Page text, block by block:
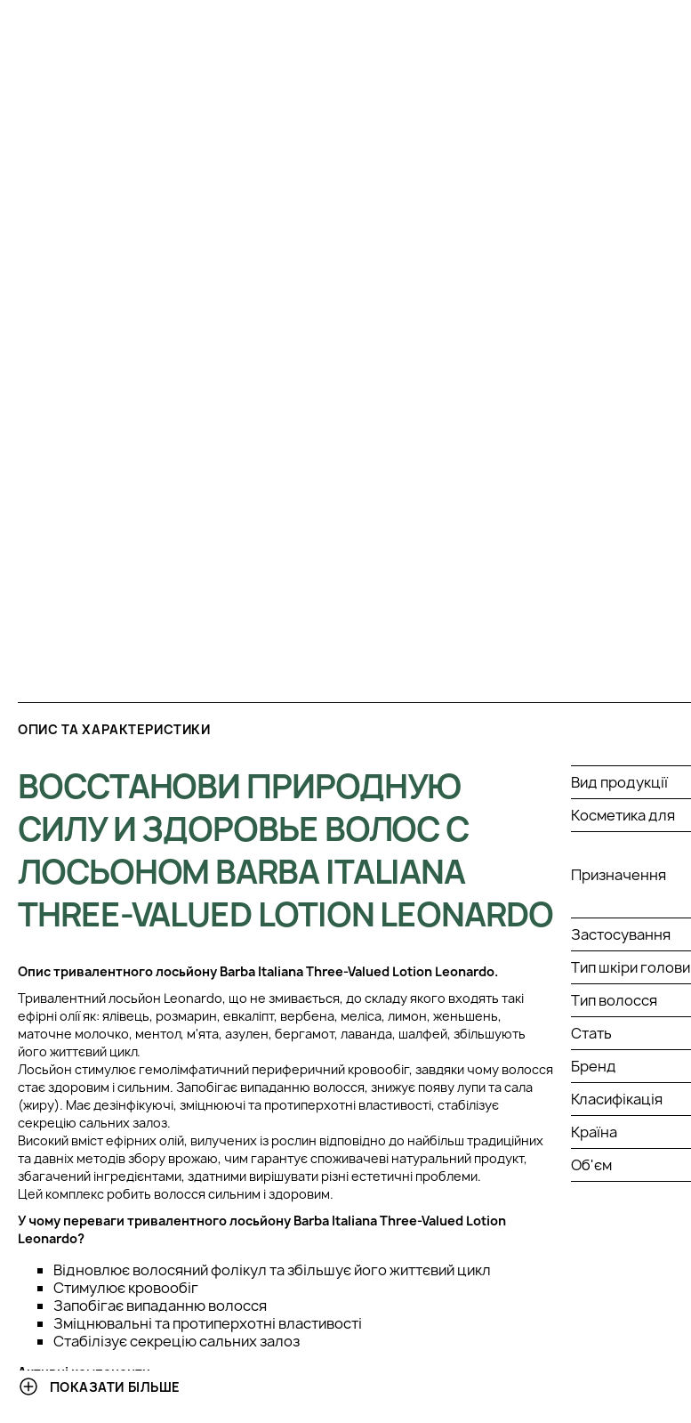
ОПИС ТА ХАРАКТЕРИСТИКИ
ВОССТАНОВИ ПРИРОДНУЮ
СИЛУ И ЗДОРОВЬЕ ВОЛОС С
ЛОСЬОНОМ BARBA ITALIANA
THREE-VALUED LOTION LEONARDO
Опис тривалентного лосьйону Barba Italiana Three-Valued Lotion Leonardo.
Тривалентний лосьйон Leonardo, що не змивається, до складу якого входять такі
ефірні олії як: ялівець, розмарин, евкаліпт, вербена, меліса, лимон, женьшень,
маточне молочко, ментол, м'ята, азулен, бергамот, лаванда, шалфей, збільшують
його життєвий цикл.
Лосьйон стимулює гемолімфатичний периферичний кровообіг, завдяки чому волосся
стає здоровим і сильним. Запобігає випаданню волосся, знижує появу лупи та сала
(жиру). Має дезінфікуючі, зміцнюючі та протиперхотні властивості, стабілізує
секрецію сальних залоз.
Високий вміст ефірних олій, вилучених із рослин відповідно до найбільш традиційних
та давніх методів збору врожаю, чим гарантує споживачеві натуральний продукт,
збагачений інгредієнтами, здатними вирішувати різні естетичні проблеми.
Цей комплекс робить волосся сильним і здоровим.
У чому переваги тривалентного лосьйону Barba Italiana Three-Valued Lotion
Leonardo?
Відновлює волосяний фолікул та збільшує його життєвий цикл
Стимулює кровообіг
Запобігає випаданню волосся
Зміцнювальні та протиперхотні властивості
Стабілізує секрецію сальних залоз
Активні компоненти:
ПОКАЗАТИ БІЛЬШЕ
Вид продукції
Косметика для
Призначення
Застосування
Тип шкіри голови
Тип волосся
Стать
Бренд
Класифікація
Країна
Об'єм